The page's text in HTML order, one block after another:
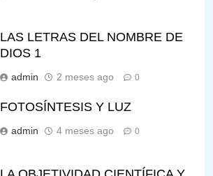
LAS LETRAS DEL NOMBRE DE
DIOS 1
admin 2 meses ago 0
FOTOSÍNTESIS Y LUZ
admin 4 meses ago 0